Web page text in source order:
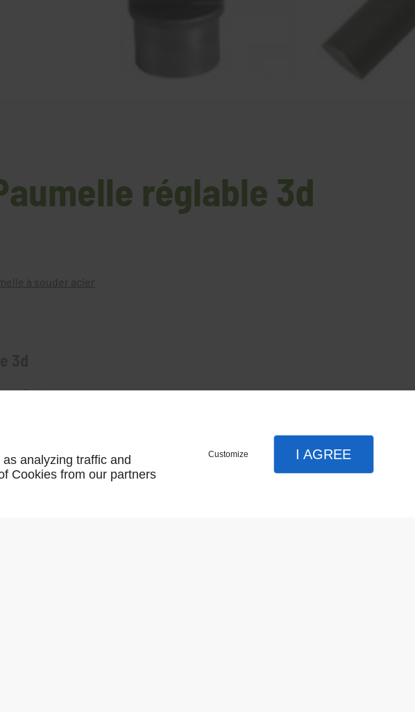
réglable 3d
à souder acier
analyzing traffic and
Cookies from our partners
Customize I AGREE